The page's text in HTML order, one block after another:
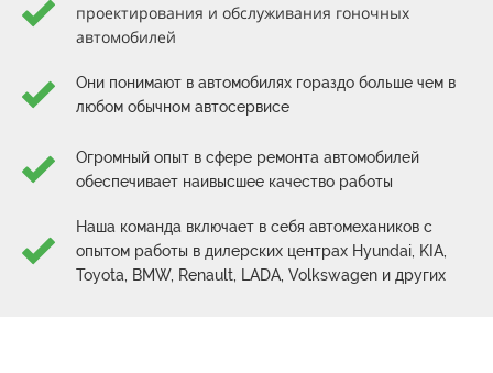
проектирования и обслуживания гоночных
автомобилей
Они понимают в автомобилях гораздо больше чем в
любом обычном автосервисе
Огромный опыт в сфере ремонта автомобилей
обеспечивает наивысшее качество работы
Наша команда включает в себя автомехаников с
опытом работы в дилерских центрах Hyundai, KIA,
Toyota, BMW, Renault, LADA, Volkswagen и других